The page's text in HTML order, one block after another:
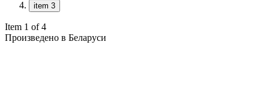
item 3
Item 1 of 4
Произведено в Беларуси